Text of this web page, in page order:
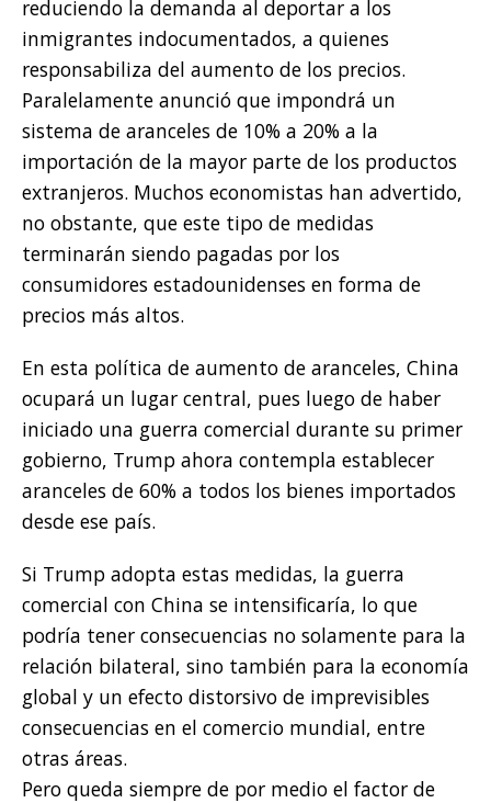
reduciendo la demanda al deportar a los
inmigrantes indocumentados, a quienes
responsabiliza del aumento de los precios.
Paralelamente anunció que impondrá un
sistema de aranceles de 10% a 20% a la
importación de la mayor parte de los productos
extranjeros. Muchos economistas han advertido,
no obstante, que este tipo de medidas
terminarán siendo pagadas por los
consumidores estadounidenses en forma de
precios más altos.
En esta política de aumento de aranceles, China
ocupará un lugar central, pues luego de haber
iniciado una guerra comercial durante su primer
gobierno, Trump ahora contempla establecer
aranceles de 60% a todos los bienes importados
desde ese país.
Si Trump adopta estas medidas, la guerra
comercial con China se intensificaría, lo que
podría tener consecuencias no solamente para la
relación bilateral, sino también para la economía
global y un efecto distorsivo de imprevisibles
consecuencias en el comercio mundial, entre
otras áreas.
Pero queda siempre de por medio el factor de